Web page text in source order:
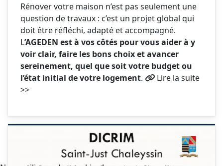
Rénover votre maison n’est pas seulement une
question de travaux : c’est un projet global qui
doit être réfléchi, adapté et accompagné.
L’AGEDEN est à vos côtés pour vous aider à y
voir clair, faire les bons choix et avancer
sereinement, quel que soit votre budget ou
l’état initial de votre logement.
Lire la suite
>>